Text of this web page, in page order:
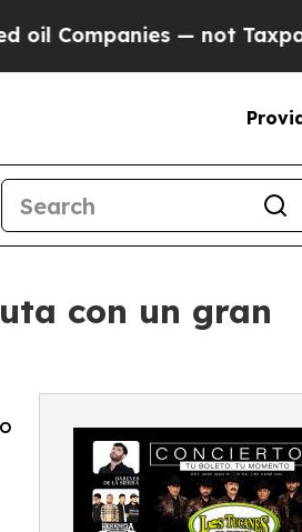
— not Taxpayers —
con un gran